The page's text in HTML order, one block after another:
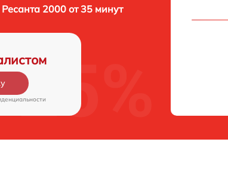
Ресанта 2000 от 35 минут